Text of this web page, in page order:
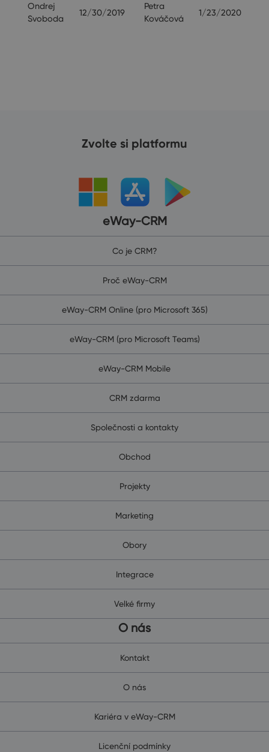
Ondrej
Svoboda
12/30/2019
Petra
Kováčová
1/23/2020
Zvolte si platformu
eWay-CRM
Co je CRM?
Proč eWay-CRM
eWay-CRM Online (pro Microsoft 365)
eWay-CRM (pro Microsoft Teams)
eWay-CRM Mobile
CRM zdarma
Společnosti a kontakty
Obchod
Projekty
Marketing
Obory
Integrace
Velké firmy
O nás
Kontakt
O nás
Kariéra v eWay-CRM
Licenční podmínky